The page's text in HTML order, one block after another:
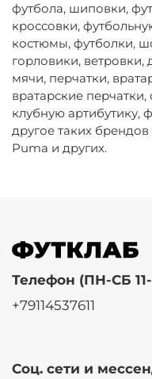
футбола, шиповки,
кроссовки,
костюмы, футболки,
горловики,
мячи, перчатки,
вратарские
клубную артибутику,
другое таких
Puma и других.
Телефон (ПН-СБ
+79114537611
Соц. сети и